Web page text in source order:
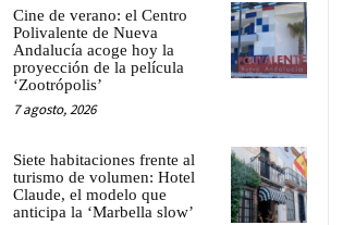
Cine de verano: el Centro
Polivalente de Nueva
Andalucía acoge hoy la
proyección de la película
‘Zootrópolis’
7 agosto, 2026
Siete habitaciones frente al
turismo de volumen: Hotel
Claude, el modelo que
anticipa la ‘Marbella slow’